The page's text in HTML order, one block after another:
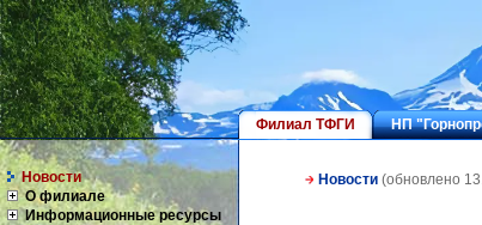
Филиал ТФГИ НП
Новости
О филиале
Информационные ресурсы
Новости (обновлено